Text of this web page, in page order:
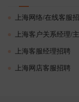
上海网络/在线客服
上海客户关系经理/
上海客服经理招聘
上海网店客服招聘